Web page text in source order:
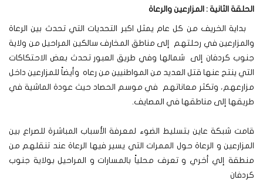
شبكة عاين قبل 7 أشهر
الحلقة الثانية : المزارعين والرعاة
بداية الخريف من كل عام يمثل اكبر التحديات التي تحدث بين الرعاة
والمزارعين في رحلتهم إلى مناطق المخارف سالكين المراحيل من ولاية
جنوب كردفان إلى شمالها وفي طريق العبور تحدث بعض الاحتكاكات
التي ينتج عنها قتل العديد من المواطنيين من رعاه وأيضاً للمزارعين داخل
مزارعهم، وتكثر معاناتهم في موسم الحصاد حيث عودة الماشية في
طريقها إلى مناطقها في المصايف.
قامت شبكة عاين بتسليط الضوء لمعرفة الأسباب المباشرة للصراع بين
المزارعين و الرعاة حول الممرات التي يسير فيها الرعاة عند تنقلهم من
منطقة إلي أخري و تعرف محلياً بالمسارات و المراحيل بولاية جنوب
كردفان